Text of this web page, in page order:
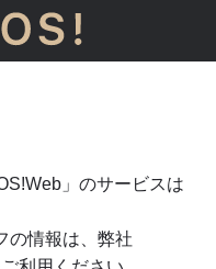
」のサービスは
の情報は、弊社